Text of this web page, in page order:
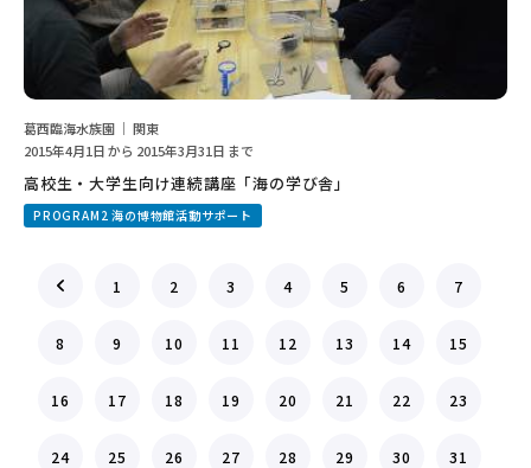
葛西臨海水族園 ｜ 関東
2015年4月1日 から 2015年3月31日 まで
高校生・大学生向け連続講座「海の学び舎」
PROGRAM2 海の博物館活動サポート
1 2 3 4 5 6 7
8 9 10 11 12 13 14 15
16 17 18 19 20 21 22 23
24 25 26 27 28 29 30 31